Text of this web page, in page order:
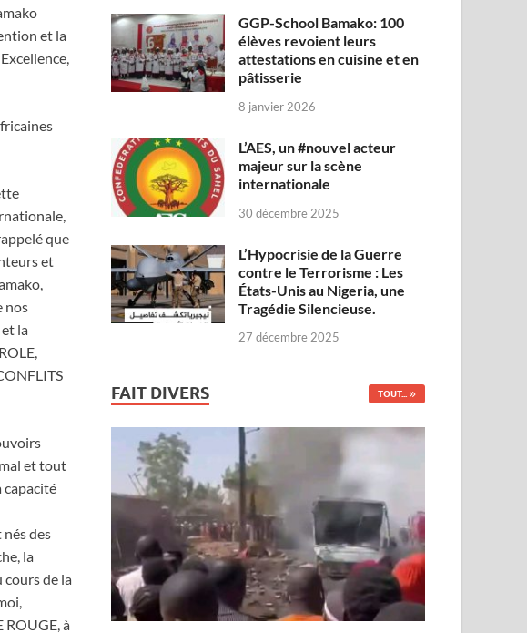
et la
que
et
nos
la
et tout
capacité
des
la
cours de la
ROUGE, à
GGP-School Bamako: 100
élèves revoient leurs
attestations en cuisine et en
pâtisserie
8 janvier 2026
L’AES, un #nouvel acteur
majeur sur la scène
internationale
30 décembre 2025
L’Hypocrisie de la Guerre
contre le Terrorisme : Les
États-Unis au Nigeria, une
Tragédie Silencieuse.
27 décembre 2025
FAIT DIVERS TOUT...